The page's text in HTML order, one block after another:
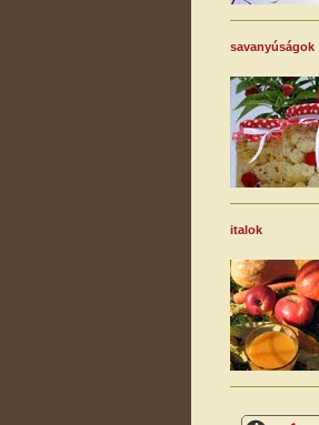
savanyúságok
italok